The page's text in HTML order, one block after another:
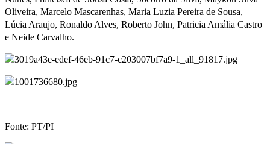
Oliveira, Marcelo Mascarenhas, Maria Luzia Pereira de Sousa,
Lúcia Araujo, Ronaldo Alves, Roberto John, Patricia Amália Castro
e Neide Carvalho.
Fonte: PT/PI